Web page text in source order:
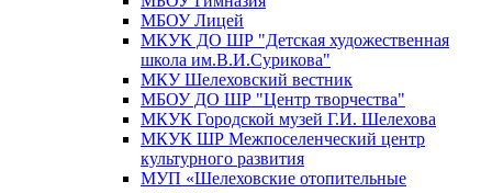
МБОУ Лицей
МКУК ДО ШР "Детская художественная
школа им.В.И.Сурикова"
МКУ Шелеховский вестник
МБОУ ДО ШР "Центр творчества"
МКУК Городской музей Г.И. Шелехова
МКУК ШР Межпоселенческий центр
культурного развития
МУП «Шелеховские отопительные